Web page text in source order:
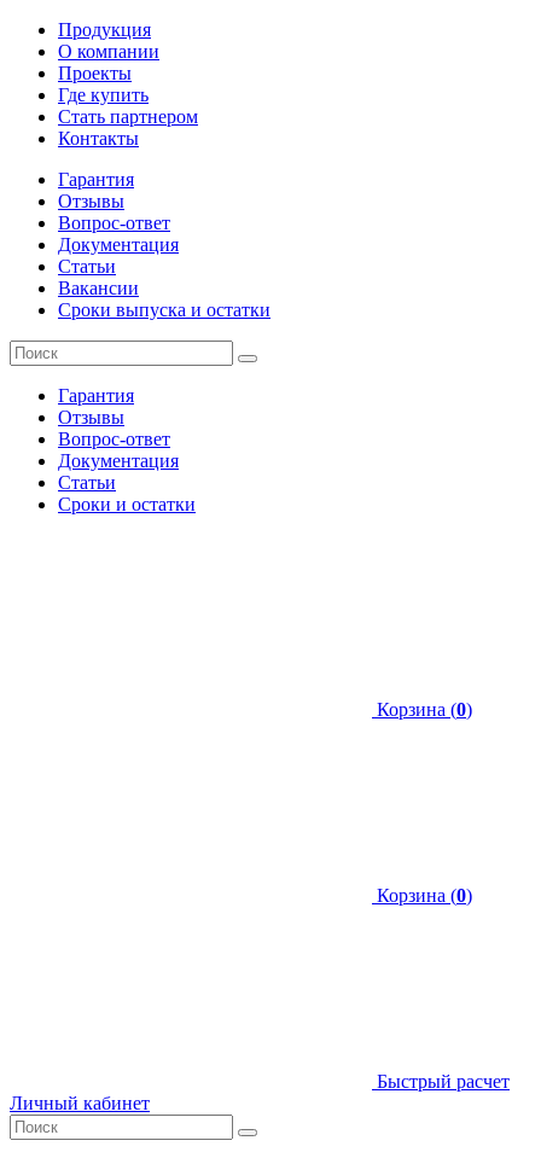
Продукция
О компании
Проекты
Где купить
Стать партнером
Контакты
Гарантия
Отзывы
Вопрос-ответ
Документация
Статьи
Вакансии
Сроки выпуска и остатки
Гарантия
Отзывы
Вопрос-ответ
Документация
Статьи
Сроки и остатки
Корзина (0)
Корзина (0)
Быстрый расчет
Личный кабинет